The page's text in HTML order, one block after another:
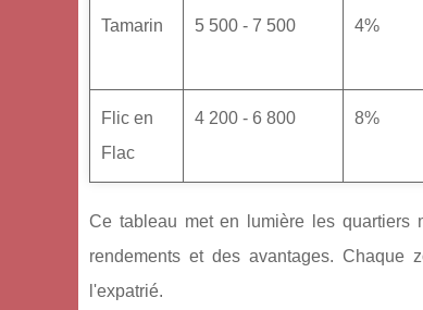
Tamarin 5 500 - 7 500 4%
Flic en
Flac
4 200 - 6 800 8%
Ce tableau met en lumière les quartiers
rendements et des avantages. Chaque
l'expatrié.